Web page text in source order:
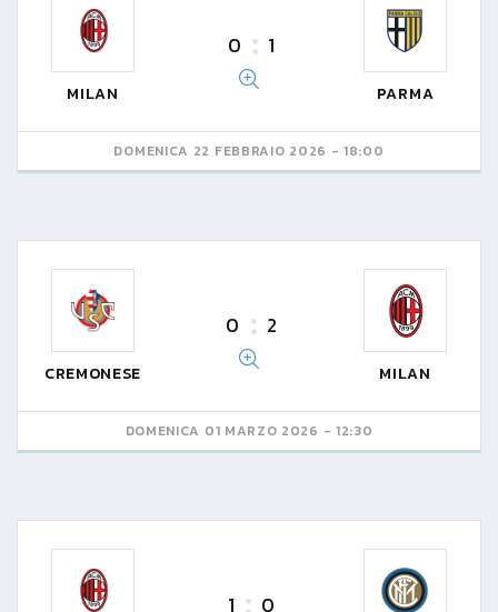
MILAN
0 1
PARMA
DOMENICA 22 FEBBRAIO 2026 - 18:00
CREMONESE
0 2
MILAN
DOMENICA 01 MARZO 2026 - 12:30
1 0